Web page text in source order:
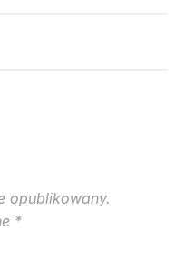
opublikowany.
*